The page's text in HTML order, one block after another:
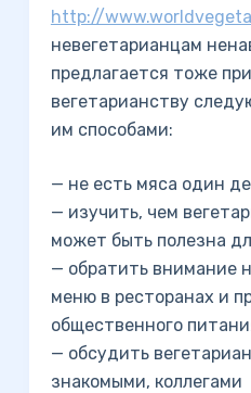
http://
невегетарианцам
предлагается тоже
вегетарианству
им способами:
— не есть мяса один
— изучить, чем
может быть полезна
— обратить внимание
меню в ресторанах и
общественного
— обсудить
знакомыми, коллегами